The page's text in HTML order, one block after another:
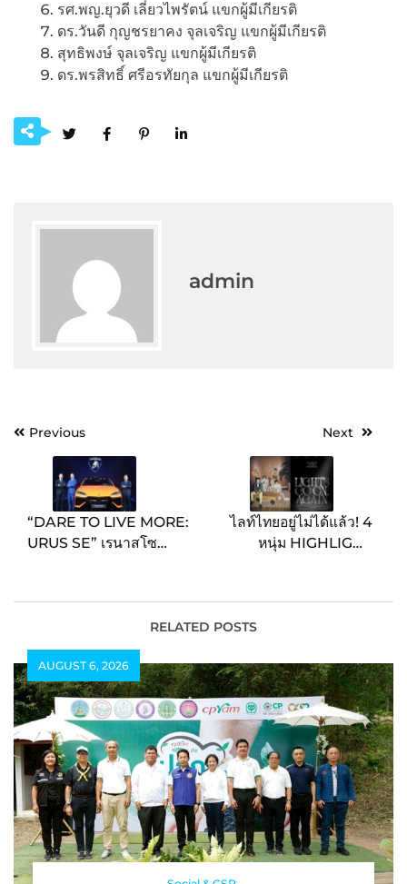
รศ.พญ.ยุวดี เลี่ยวไพรัตน์ แขกผู้มีเกียรติ
ดร.วันดี กุญชรยาคง จุลเจริญ แขกผู้มีเกียรติ
สุทธิพงษ์​ จุลเจริญ แขกผู้มีเกียรติ
ดร.พรสิทธิ์​ ศรี​อรทัย​กุล แขกผู้มีเกียรติ
admin
PostPrevious
“DARE TO LIVE MORE:
URUS SE” เรนาสโซ
SE รถยนต์ซูเปอร์เอสยูวี
ปลั๊กอินไฮบริดรุ่นแรกของ
แบรนด์อย่างเป็นทางการ
ครั้งแรกในประเทศไทย
Next
ไลท์ไทยอยู่ไม่ได้แล้ว! 4
หนุ่ม HIGHLIGHT
คอนเสิร์ต HIGHLIGHT
LIVE 2024 [LIGHTS GO
BANGKOK 30 มิ.ย. นี้ ที่
แจ้งวัฒนะฮอลล์
RELATED POSTS
AUGUST 6, 2026